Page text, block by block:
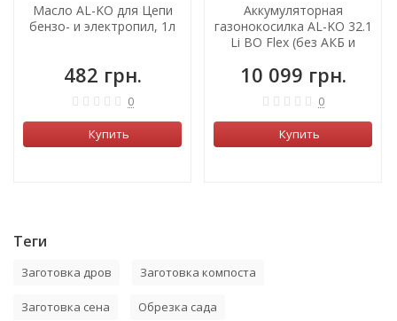
Масло AL-KO для Цепи
бензо- и электропил, 1л
482 грн.
0
Купить
Аккумуляторная
газонокосилка AL-KO 32.1
Li BO Flex (без АКБ и
10 099 грн.
0
Купить
Теги
Заготовка дров Заготовка компоста
Заготовка сена Обрезка сада